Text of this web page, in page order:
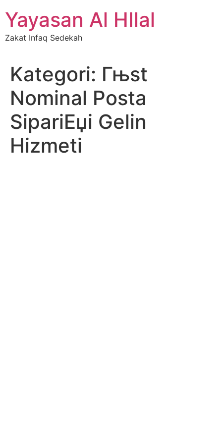
to
content
Yayasan Al HIlal
Zakat Infaq Sedekah
Kategori: Гњst
Nominal Posta
SipariЕџi Gelin
Hizmeti